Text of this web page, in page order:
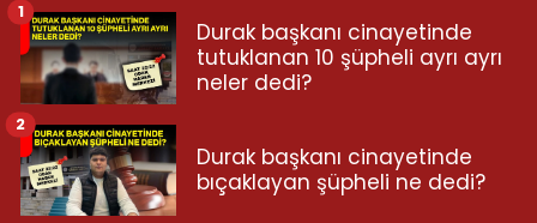
Durak başkanı cinayetinde
tutuklanan 10 şüpheli ayrı ayrı
neler dedi?
1
Durak başkanı cinayetinde
bıçaklayan şüpheli ne dedi?
2